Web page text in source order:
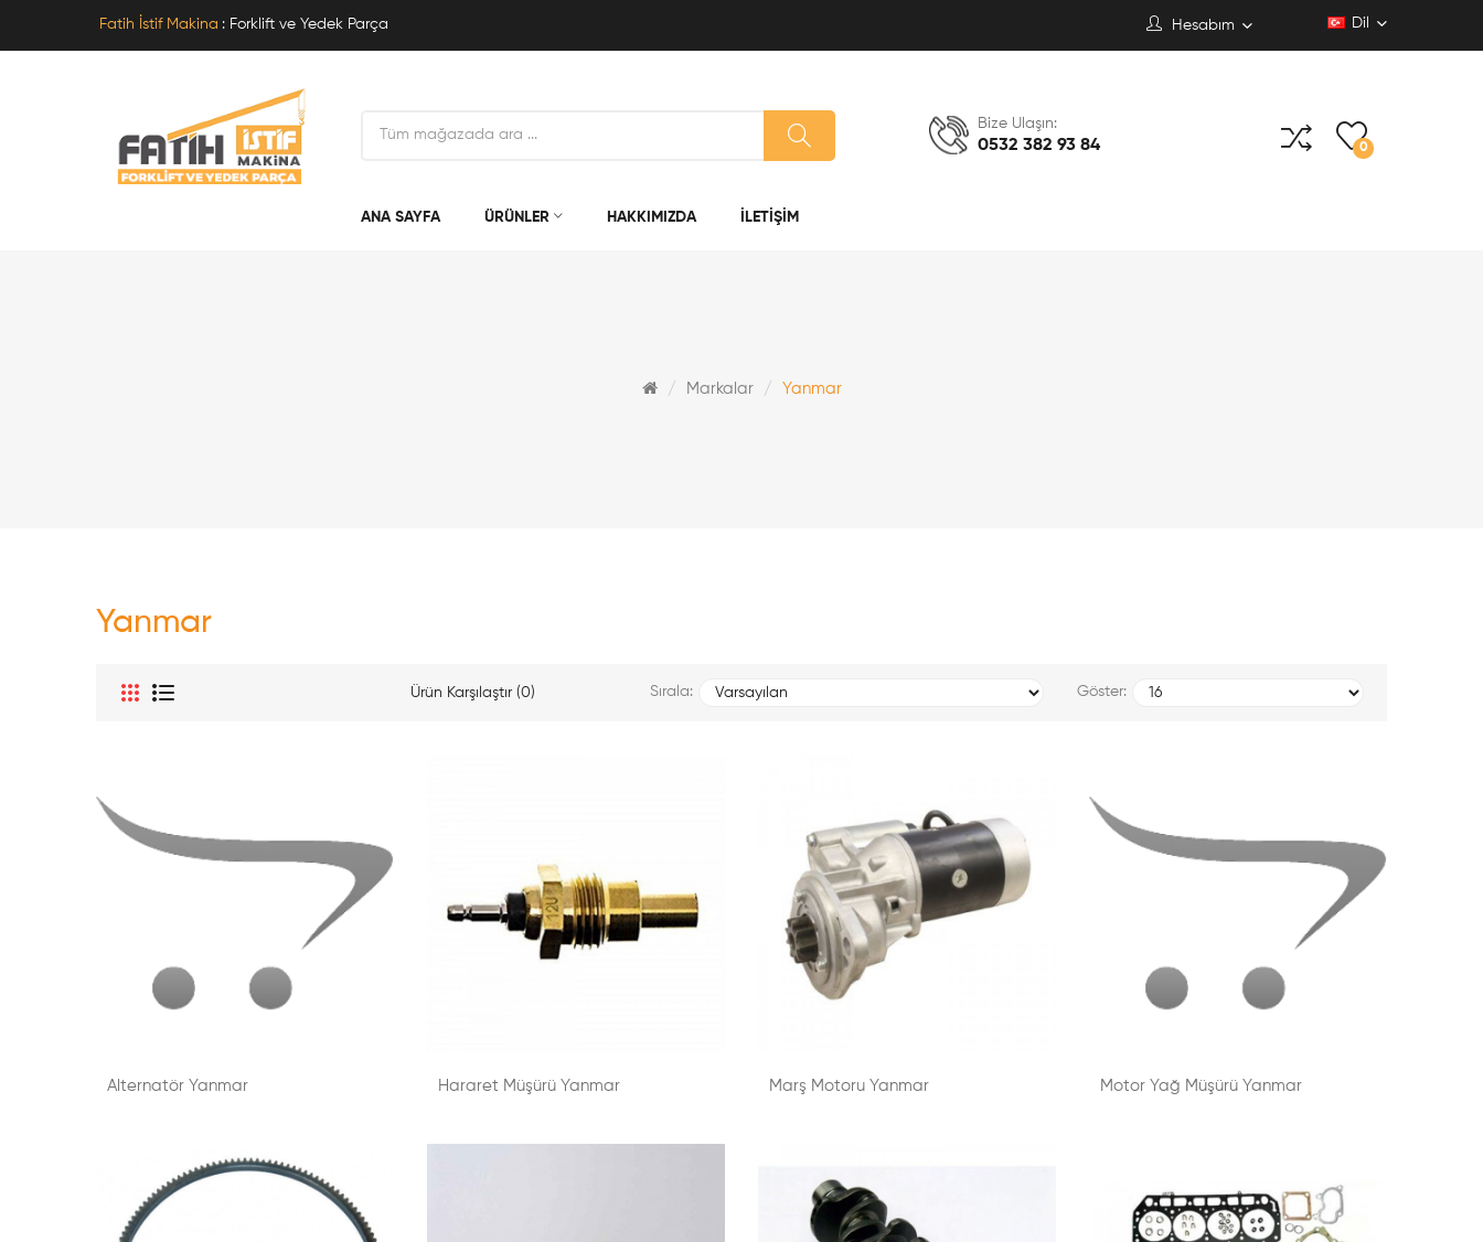
Fatih İstif Makina : Forklift ve Yedek Parça Hesabım Dil
Bize Ulaşın:
0532 382 93 84 0
ANA SAYFA ÜRÜNLER HAKKIMIZDA İLETIŞIM
Markalar Yanmar
Yanmar
Ürün Karşılaştır (0) Sırala: Göster:
Alternatör Yanmar Hararet Müşürü Yanmar Marş Motoru Yanmar Motor Yağ Müşürü Yanmar